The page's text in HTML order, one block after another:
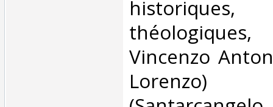
théologiques,
Vincenzo
Lorenzo)